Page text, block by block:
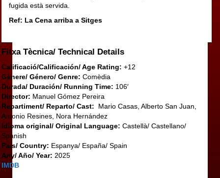
fugida està servida.
Ref: La Cena arriba a Sitges
Fitxa Tècnica/ Technical Details
Calificació/Calificación/ Age Rating: +12
Gènere/ Género/ Genre: Comèdia
Durada/ Duración/ Running Time: 106′
Director: Manuel Gómez Pereira
Repartiment/ Reparto/ Cast:
Mario Casas, Alberto San Juan,
Antonio Resines, Nora Hernández
Idioma original/ Original Language: Castellà/ Castellano/
Spanish
País/ Country: Espanya/ España/ Spain
Any/ Año/ Year: 2025
IMDB